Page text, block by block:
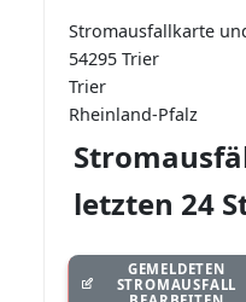
Stromausfallkarte
54295 Trier
Trier
Rheinland-Pfalz
letzten 24
GEMELDETEN
STROMAUSFALL